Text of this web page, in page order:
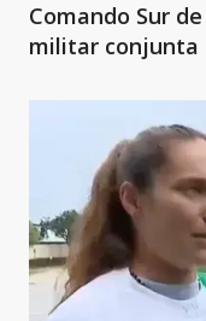
Comando Sur
militar conjunta